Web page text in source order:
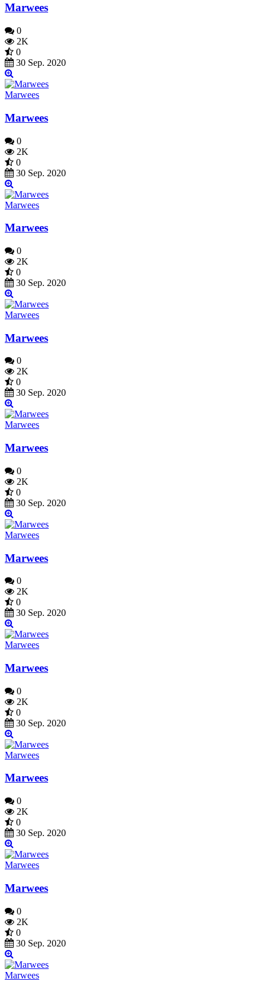
Marwees
0
2K
0
30 Sep. 2020
Marwees
Marwees
0
2K
0
30 Sep. 2020
Marwees
Marwees
0
2K
0
30 Sep. 2020
Marwees
Marwees
0
2K
0
30 Sep. 2020
Marwees
Marwees
0
2K
0
30 Sep. 2020
Marwees
Marwees
0
2K
0
30 Sep. 2020
Marwees
Marwees
0
2K
0
30 Sep. 2020
Marwees
Marwees
0
2K
0
30 Sep. 2020
Marwees
Marwees
0
2K
0
30 Sep. 2020
Marwees